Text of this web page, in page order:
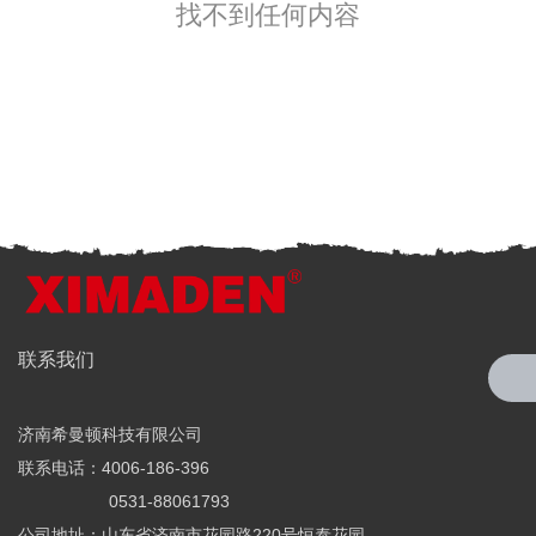
找不到任何内容
全国服务热线
联系我们
济南希曼顿科技有限公司
联系电话：4006-186-396
0531-88061793